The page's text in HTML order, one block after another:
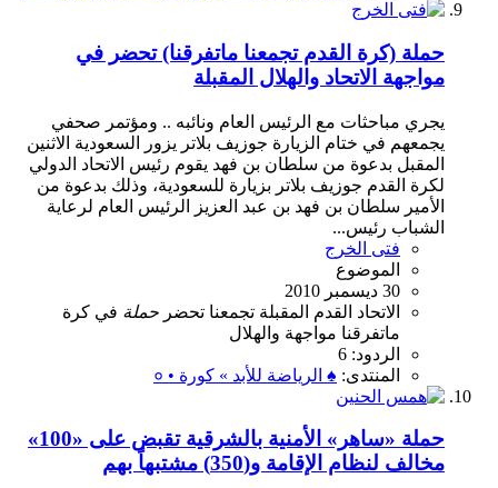
حملة (كرة القدم تجمعنا ماتفرقنا) تحضر في
مواجهة الاتحاد والهلال المقبلة
يجري مباحثات مع الرئيس العام ونائبه .. ومؤتمر صحفي
يجمعهم في ختام الزيارة جوزيف بلاتر يزور السعودية الاثنين
المقبل بدعوة من سلطان بن فهد يقوم رئيس الاتحاد الدولي
لكرة القدم جوزيف بلاتر بزيارة للسعودية، وذلك بدعوة من
الأمير سلطان بن فهد بن عبد العزيز الرئيس العام لرعاية
الشباب رئيس...
فتى الخرج
الموضوع
30 ديسمبر 2010
الاتحاد القدم المقبلة تجمعنا تحضر حملة في كرة
ماتفرقنا مواجهة والهلال
الردود: 6
المنتدى: ♠ الرياضة للأبد » كورة • ०
حملة «ساهر» الأمنية بالشرقية تقبض على «100»
مخالف لنظام الإقامة و(350) مشتبهاً بهم